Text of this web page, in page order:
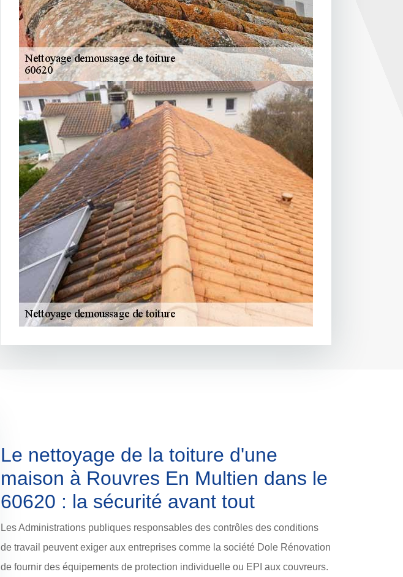
Le nettoyage de la toiture d'une
maison à Rouvres En Multien dans le
60620 : la sécurité avant tout
Les Administrations publiques responsables des contrôles des conditions
de travail peuvent exiger aux entreprises comme la société Dole Rénovation
de fournir des équipements de protection individuelle ou EPI aux couvreurs.